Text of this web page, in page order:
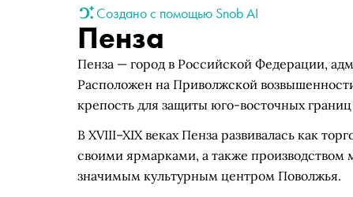
Создано с помощью Snob AI
Пенза
Пенза — город в Российской Федерации,
Расположен на Приволжской
крепость для защиты юго-восточных границ
В XVIII–XIX веках Пенза развивалась как
своими ярмарками, а также производством
значимым культурным центром Поволжья.